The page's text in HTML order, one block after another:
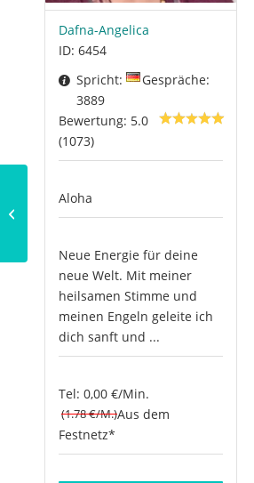
Dafna-Angelica
ID: 6454
Spricht:
Gespräche:
3889
Bewertung: 5.0
(1073)
Aloha
Neue Energie für deine
neue Welt. Mit meiner
heilsamen Stimme und
meinen Engeln geleite ich
dich sanft und ...
Tel: 0,00 €/Min.
(1.78 €/M.)Aus dem
Festnetz*
Die Kristallkugel als